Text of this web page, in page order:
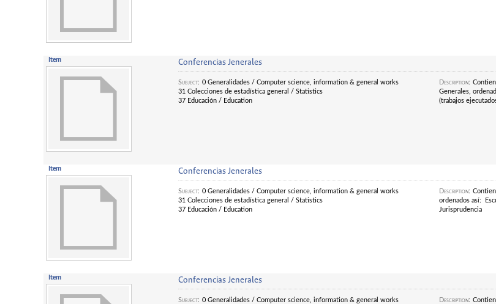
Item Conferencias Jenerales
Subject: 0 Generalidades / Computer science, information & general works
31 Colecciones de estadística general / Statistics
37 Educación / Education
Description:
Generales,
(trabajos
Item Conferencias Jenerales
Subject: 0 Generalidades / Computer science, information & general works
31 Colecciones de estadística general / Statistics
37 Educación / Education
Description:
ordenados así:
Jurisprudencia
Item Conferencias Jenerales
Subject: 0 Generalidades / Computer science, information & general works
Description: